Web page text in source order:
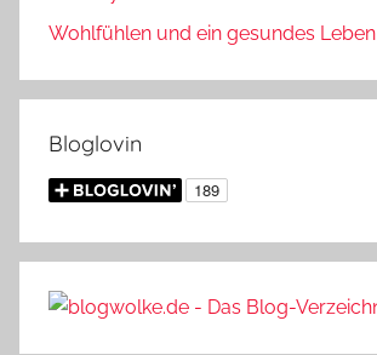
Wohlfühlen und ein gesundes Leben
Bloglovin